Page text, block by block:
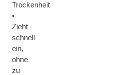
Trockenheit
•
Zieht
schnell
ein,
ohne
zu